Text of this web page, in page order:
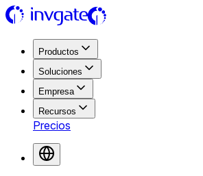
Productos
Soluciones
Empresa
Recursos
Precios